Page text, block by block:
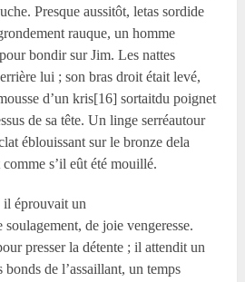
Presque aussitôt, letas sordide
rauque, un homme
bondir sur Jim. Les nattes
lui ; son bras droit était levé,
d’un kris[16] sortaitdu poignet
de sa tête. Un linge serréautour
éblouissant sur le bronze dela
s’il eût été mouillé.
il éprouvait un
de joie vengeresse.
presser la détente ; il attendit un
de l’assaillant, un temps